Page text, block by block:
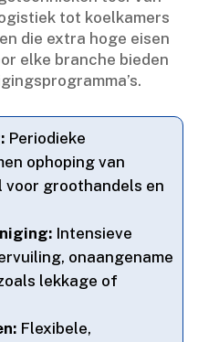
tot koelkamers
die extra hoge eisen
elke branche bieden
Periodieke
ophoping van
voor groothandels en
Intensieve
onaangename
lekkage of
Flexibele,